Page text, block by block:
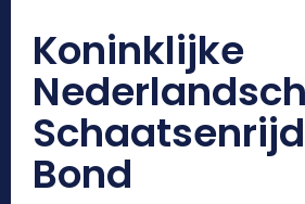
Koninklijke
Bond